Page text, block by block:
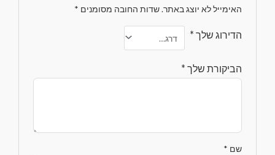
האימייל לא יוצג באתר.שדות החובה מסומנים *
הדירוג שלך *
הביקורת שלך *
שם *